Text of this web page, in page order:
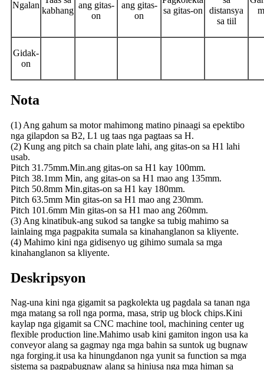
Ngalan
kabhang
ang gitas-
on
ang gitas-
on
sa gitas-on
distansya
sa tiil
Gidak-
on
Nota
(1) Ang gahum sa motor mahimong matino pinaagi sa epektibo
nga gilapdon sa B2, L1 ug taas nga pagtaas sa H.
(2) Kung ang pitch sa chain plate lahi, ang gitas-on sa H1 lahi
usab.
Pitch 31.75mm.Min.ang gitas-on sa H1 kay 100mm.
Pitch 38.1mm Min, ang gitas-on sa H1 mao ang 135mm.
Pitch 50.8mm Min.gitas-on sa H1 kay 180mm.
Pitch 63.5mm Min gitas-on sa H1 mao ang 230mm.
Pitch 101.6mm Min gitas-on sa H1 mao ang 260mm.
(3) Ang kinatibuk-ang sukod sa tangke sa tubig mahimo sa
lainlaing mga pagpakita sumala sa kinahanglanon sa kliyente.
(4) Mahimo kini nga gidisenyo ug gihimo sumala sa mga
kinahanglanon sa kliyente.
Deskripsyon
Nag-una kini nga gigamit sa pagkolekta ug pagdala sa tanan nga
mga matang sa roll nga porma, masa, strip ug block chips.Kini
kaylap nga gigamit sa CNC machine tool, machining center ug
flexible production line.Mahimo usab kini gamiton ingon usa ka
conveyor alang sa gagmay nga mga bahin sa suntok ug bugnaw
nga forging.it usa ka hinungdanon nga yunit sa function sa mga
sistema sa pagpabugnaw alang sa hiniusa nga mga himan sa